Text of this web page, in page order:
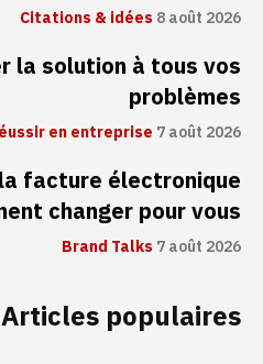
Citations & idées8 août 2026
la solution à tous vos
problèmes
en entreprise 7 août 2026
facture électronique
changer pour vous
Brand Talks7 août 2026
Articles populaires